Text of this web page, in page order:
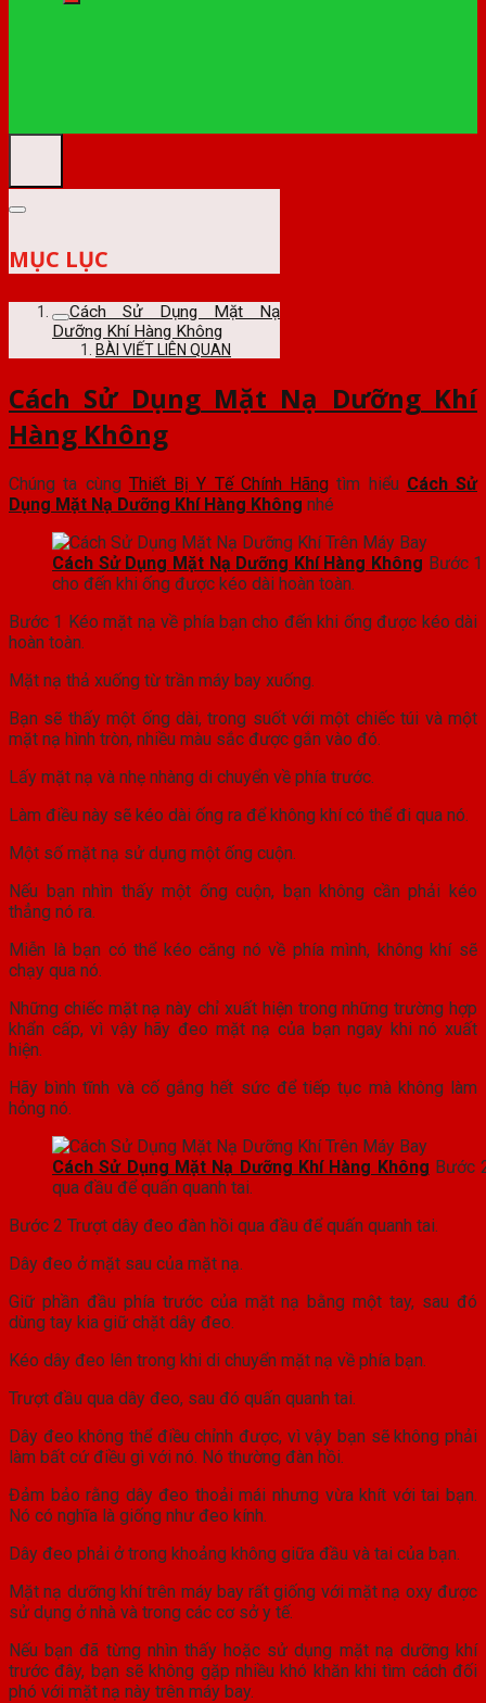
MỤC LỤC
Cách Sử Dụng Mặt Nạ
Dưỡng Khí Hàng Không
BÀI VIẾT LIÊN QUAN
Cách Sử Dụng Mặt Nạ Dưỡng Khí
Hàng Không
Chúng ta cùng Thiết Bị Y Tế Chính Hãng tìm hiểu Cách Sử
Dụng Mặt Nạ Dưỡng Khí Hàng Không nhé
Cách Sử Dụng Mặt Nạ Dưỡng Khí Hàng Không Bước
cho đến khi ống được kéo dài hoàn toàn.
Bước 1 Kéo mặt nạ về phía bạn cho đến khi ống được kéo dài
hoàn toàn.
Mặt nạ thả xuống từ trần máy bay xuống.
Bạn sẽ thấy một ống dài, trong suốt với một chiếc túi và một
mặt nạ hình tròn, nhiều màu sắc được gắn vào đó.
Lấy mặt nạ và nhẹ nhàng di chuyển về phía trước.
Làm điều này sẽ kéo dài ống ra để không khí có thể đi qua nó.
Một số mặt nạ sử dụng một ống cuộn.
Nếu bạn nhìn thấy một ống cuộn, bạn không cần phải kéo
thẳng nó ra.
Miễn là bạn có thể kéo căng nó về phía mình, không khí sẽ
chạy qua nó.
Những chiếc mặt nạ này chỉ xuất hiện trong những trường hợp
khẩn cấp, vì vậy hãy đeo mặt nạ của bạn ngay khi nó xuất
hiện.
Hãy bình tĩnh và cố gắng hết sức để tiếp tục mà không làm
hỏng nó.
Cách Sử Dụng Mặt Nạ Dưỡng Khí Hàng Không Bước
qua đầu để quấn quanh tai.
Bước 2 Trượt dây đeo đàn hồi qua đầu để quấn quanh tai.
Dây đeo ở mặt sau của mặt nạ.
Giữ phần đầu phía trước của mặt nạ bằng một tay, sau đó
dùng tay kia giữ chặt dây đeo.
Kéo dây đeo lên trong khi di chuyển mặt nạ về phía bạn.
Trượt đầu qua dây đeo, sau đó quấn quanh tai.
Dây đeo không thể điều chỉnh được, vì vậy bạn sẽ không phải
làm bất cứ điều gì với nó. Nó thường đàn hồi.
Đảm bảo rằng dây đeo thoải mái nhưng vừa khít với tai bạn.
Nó có nghĩa là giống như đeo kính.
Dây đeo phải ở trong khoảng không giữa đầu và tai của bạn.
Mặt nạ dưỡng khí trên máy bay rất giống với mặt nạ oxy được
sử dụng ở nhà và trong các cơ sở y tế.
Nếu bạn đã từng nhìn thấy hoặc sử dụng mặt nạ dưỡng khí
trước đây, bạn sẽ không gặp nhiều khó khăn khi tìm cách đối
phó với mặt nạ này trên máy bay.